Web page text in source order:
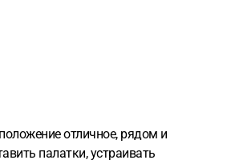
отличное, рядом и
палатки, устраивать